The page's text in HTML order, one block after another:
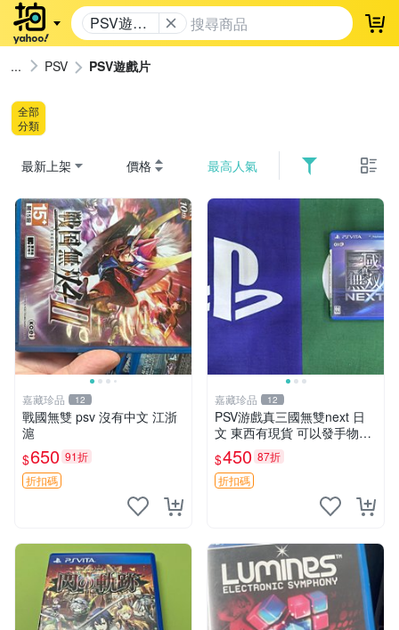
PSV遊戲
片
登
PSV PSV遊戲片
全部
分類
最新上架 價格 最高人氣
嘉藏珍品 12
戰國無雙 psv 沒有中文 江浙
滬
$650 91折
折扣碼
嘉藏珍品 12
PSV游戲真三國無雙next 日
文 東西有現貨 可以發手物品
無質量問題售不退不換
$450 87折
折扣碼